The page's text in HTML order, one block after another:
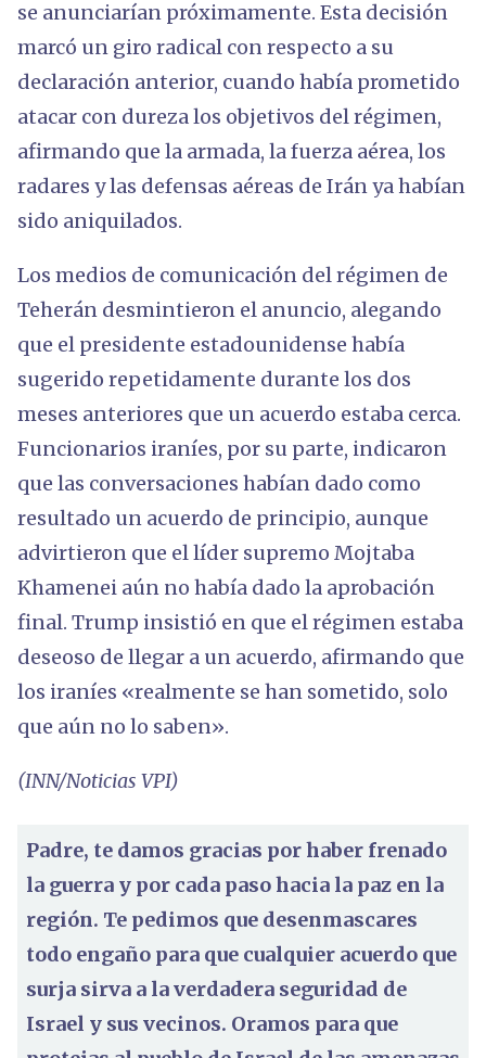
se anunciarían próximamente. Esta decisión
marcó un giro radical con respecto a su
declaración anterior, cuando había prometido
atacar con dureza los objetivos del régimen,
afirmando que la armada, la fuerza aérea, los
radares y las defensas aéreas de Irán ya habían
sido aniquilados.
Los medios de comunicación del régimen de
Teherán desmintieron el anuncio, alegando
que el presidente estadounidense había
sugerido repetidamente durante los dos
meses anteriores que un acuerdo estaba cerca.
Funcionarios iraníes, por su parte, indicaron
que las conversaciones habían dado como
resultado un acuerdo de principio, aunque
advirtieron que el líder supremo Mojtaba
Khamenei aún no había dado la aprobación
final. Trump insistió en que el régimen estaba
deseoso de llegar a un acuerdo, afirmando que
los iraníes «realmente se han sometido, solo
que aún no lo saben».
(INN/Noticias VPI)
Padre, te damos gracias por haber frenado
la guerra y por cada paso hacia la paz en la
región. Te pedimos que desenmascares
todo engaño para que cualquier acuerdo que
surja sirva a la verdadera seguridad de
Israel y sus vecinos. Oramos para que